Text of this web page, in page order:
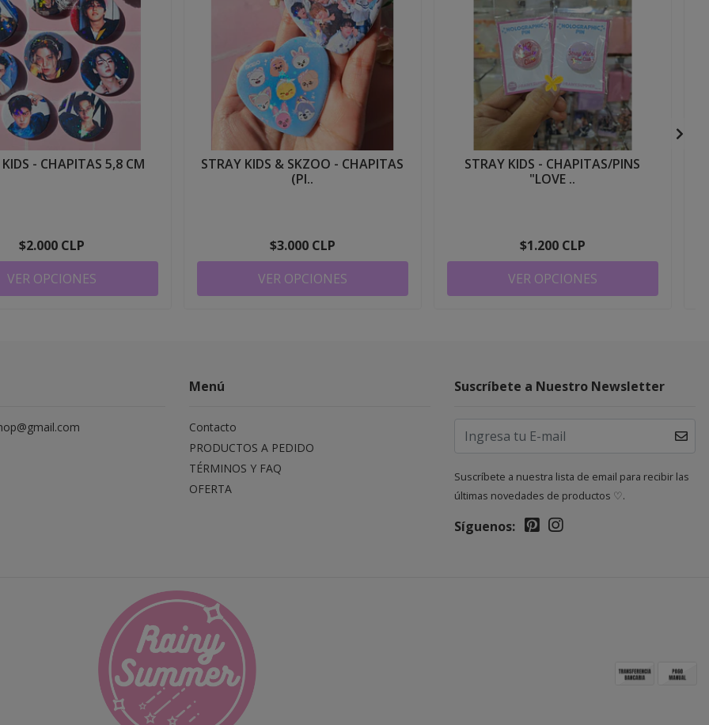
- CHAPITAS 5,8 CM
$2.000 CLP
VER OPCIONES
STRAY KIDS & SKZOO - CHAPITAS
(PI..
$3.000 CLP
VER OPCIONES
STRAY KIDS - CHAPITAS/PINS
"LOVE ..
$1.200 CLP
VER OPCIONES
Menú
Contacto
PRODUCTOS A PEDIDO
TÉRMINOS Y FAQ
OFERTA
Suscríbete a Nuestro Newsletter
Suscríbete a nuestra lista de email para recibir las
últimas novedades de productos ♡.
Síguenos: